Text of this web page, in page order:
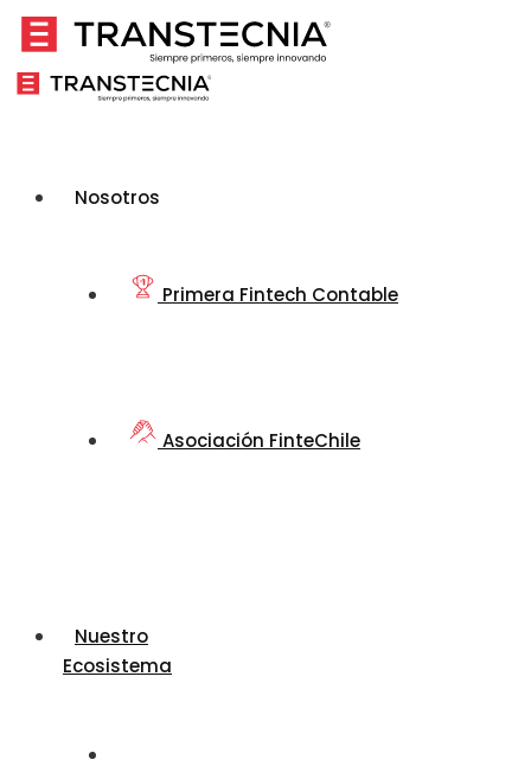
Nosotros
Primera Fintech Contable
Asociación FinteChile
Nuestro
Ecosistema